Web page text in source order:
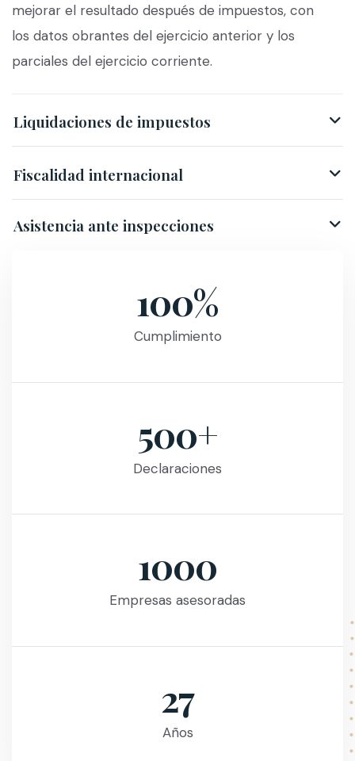
mejorar el resultado después de impuestos, con
los datos obrantes del ejercicio anterior y los
parciales del ejercicio corriente.
Liquidaciones de impuestos
Fiscalidad internacional
Asistencia ante inspecciones
100%
Cumplimiento
500+
Declaraciones
1000
Empresas asesoradas
27
Años